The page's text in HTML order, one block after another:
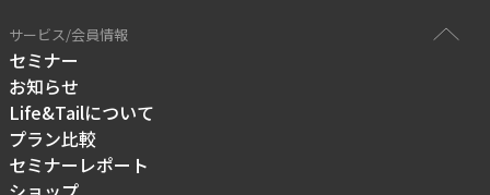
サービス/会員情報
セミナー
お知らせ
Life&Tailについて
プラン比較
セミナーレポート